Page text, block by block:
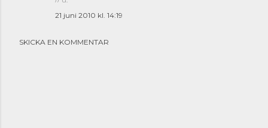
21 juni 2010 kl. 14:19
SKICKA EN KOMMENTAR